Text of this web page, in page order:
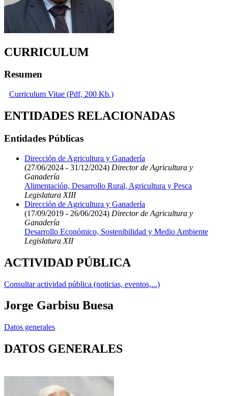
CURRICULUM
Resumen
Curriculum Vitae (Pdf, 200 Kb.)
ENTIDADES RELACIONADAS
Entidades Públicas
Dirección de Agricultura y Ganadería
(27/06/2024 - 31/12/2024) Director de Agricultura y
Ganadería
Alimentación, Desarrollo Rural, Agricultura y Pesca
Legislatura XIII
Dirección de Agricultura y Ganadería
(17/09/2019 - 26/06/2024) Director de Agricultura y
Ganadería
Desarrollo Económico, Sostenibilidad y Medio Ambiente
Legislatura XII
ACTIVIDAD PÚBLICA
Consultar actividad pública (noticias, eventos,...)
Jorge Garbisu Buesa
Datos generales
DATOS GENERALES